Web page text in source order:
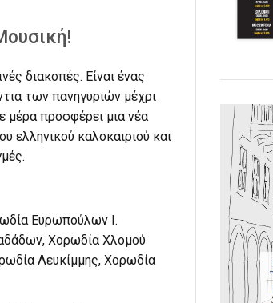
διακοπές. Είναι ένας
των πανηγυριών μέχρι
μέρα προσφέρει μια νέα
ελληνικού καλοκαιριού και
Ευρωπούλων Ι.
Χορωδία Χλομού
Λευκίμμης, Χορωδία